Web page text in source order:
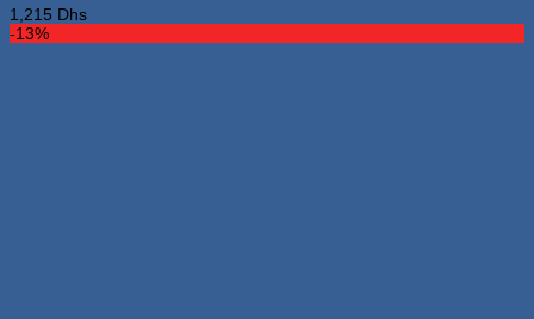
1,215 Dhs
-13%